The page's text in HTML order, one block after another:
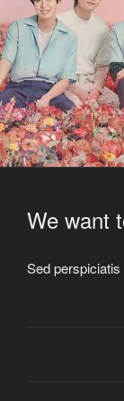
We want
Sed